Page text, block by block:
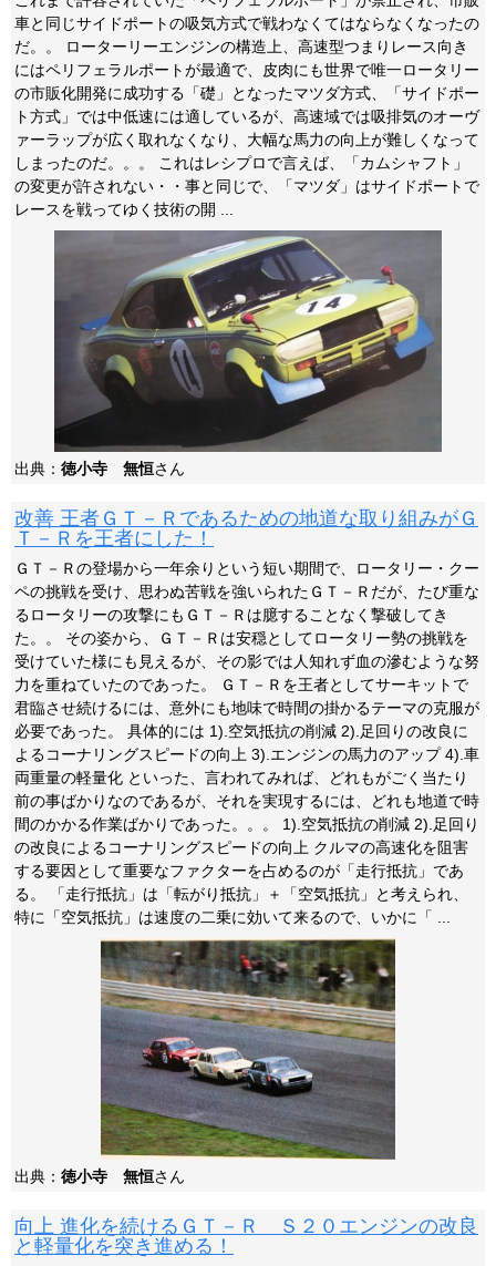
車と同じサイドポートの吸気方式で戦わなくてはならなくなったの
だ。。 ローターリーエンジンの構造上、高速型つまりレース向き
にはペリフェラルポートが最適で、皮肉にも世界で唯一ロータリー
の市販化開発に成功する「礎」となったマツダ方式、「サイドポー
ト方式」では中低速には適しているが、高速域では吸排気のオーヴ
ァーラップが広く取れなくなり、大幅な馬力の向上が難しくなって
しまったのだ。。。 これはレシプロで言えば、「カムシャフト」
の変更が許されない・・事と同じで、「マツダ」はサイドポートで
レースを戦ってゆく技術の開 ...
出典： 徳小寺 無恒さん
改善 王者ＧＴ－Ｒであるための地道な取り組みがＧ
Ｔ－Ｒを王者にした！
ＧＴ－Ｒの登場から一年余りという短い期間で、ロータリー・クー
ペの挑戦を受け、思わぬ苦戦を強いられたＧＴ－Ｒだが、たび重な
るロータリーの攻撃にもＧＴ－Ｒは臆することなく撃破してき
た。。 その姿から、ＧＴ－Ｒは安穏としてロータリー勢の挑戦を
受けていた様にも見えるが、その影では人知れず血の滲むような努
力を重ねていたのであった。 ＧＴ－Ｒを王者としてサーキットで
君臨させ続けるには、意外にも地味で時間の掛かるテーマの克服が
必要であった。 具体的には 1).空気抵抗の削減 2).足回りの改良に
よるコーナリングスピードの向上 3).エンジンの馬力のアップ 4).車
両重量の軽量化 といった、言われてみれば、どれもがごく当たり
前の事ばかりなのであるが、それを実現するには、どれも地道で時
間のかかる作業ばかりであった。。。 1).空気抵抗の削減 2).足回り
の改良によるコーナリングスピードの向上 クルマの高速化を阻害
する要因として重要なファクターを占めるのが「走行抵抗」であ
る。 「走行抵抗」は「転がり抵抗」＋「空気抵抗」と考えられ、
特に「空気抵抗」は速度の二乗に効いて来るので、いかに「 ...
出典： 徳小寺 無恒さん
向上 進化を続けるＧＴ－Ｒ Ｓ２０エンジンの改良
と軽量化を突き進める！